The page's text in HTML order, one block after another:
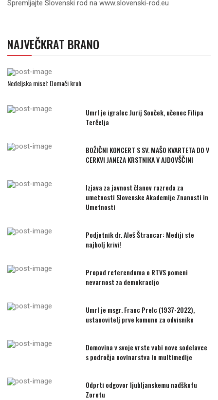
Spremljajte Slovenski rod na www.slovenski-rod.eu
NAJVEČKRAT BRANO
Nedeljska misel: Domači kruh
Umrl je igralec Jurij Souček, učenec Filipa
Terčelja
BOŽIČNI KONCERT S SV. MAŠO KVARTETA DO V
CERKVI JANEZA KRSTNIKA V AJDOVŠČINI
Izjava za javnost članov razreda za
umetnosti Slovenske Akademije Znanosti in
Umetnosti
Podjetnik dr. Aleš Štrancar: Mediji ste
najbolj krivi!
Propad referenduma o RTVS pomeni
nevarnost za demokracijo
Umrl je msgr. Franc Prelc (1937-2022),
ustanovitelj prve komune za odvisnike
Domovina v svoje vrste vabi nove sodelavce
s področja novinarstva in multimedije
Odprti odgovor ljubljanskemu nadškofu
Zoretu